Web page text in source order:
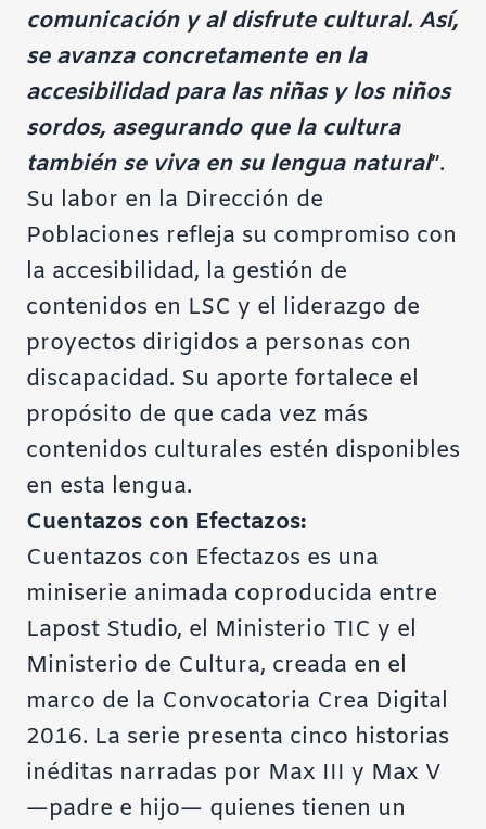
comunicación y al disfrute cultural. Así,
se avanza concretamente en la
accesibilidad para las niñas y los niños
sordos, asegurando que la cultura
también se viva en su lengua natural”.
Su labor en la Dirección de
Poblaciones refleja su compromiso con
la accesibilidad, la gestión de
contenidos en LSC y el liderazgo de
proyectos dirigidos a personas con
discapacidad. Su aporte fortalece el
propósito de que cada vez más
contenidos culturales estén disponibles
en esta lengua.
Cuentazos con Efectazos:
Cuentazos con Efectazos es una
miniserie animada coproducida entre
Lapost Studio, el Ministerio TIC y el
Ministerio de Cultura, creada en el
marco de la Convocatoria Crea Digital
2016. La serie presenta cinco historias
inéditas narradas por Max III y Max V
—padre e hijo— quienes tienen un